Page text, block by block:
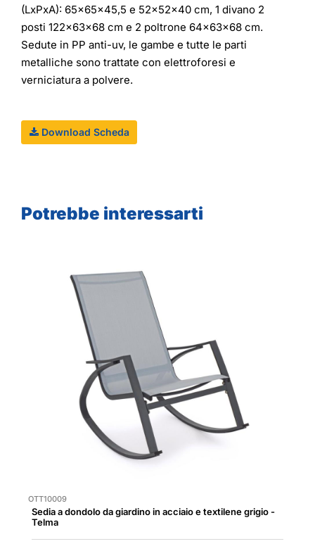
(LxPxA): 65x65x45,5 e 52x52x40 cm, 1 divano 2
posti 122x63x68 cm e 2 poltrone 64x63x68 cm.
Sedute in PP anti-uv, le gambe e tutte le parti
metalliche sono trattate con elettroforesi e
verniciatura a polvere.
Download Scheda
Potrebbe interessarti
OTT10009
Sedia a dondolo da giardino in acciaio e textilene grigio -
Telma